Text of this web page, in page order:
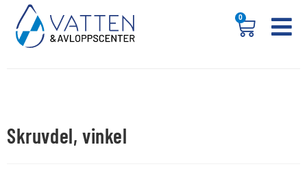
0
Skruvdel, vinkel